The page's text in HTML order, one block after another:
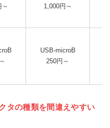
～ 1,000円 ～
～
USB-microB
250円 ～
タの種類を間違えやすい